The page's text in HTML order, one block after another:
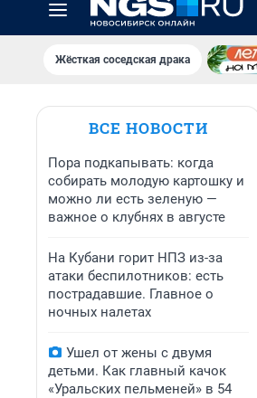
Жёсткая соседская драка
ВСЕ НОВОСТИ
Пора подкапывать: когда
собирать молодую картошку и
можно ли есть зеленую —
важное о клубнях в августе
На Кубани горит НПЗ из-за
атаки беспилотников: есть
пострадавшие. Главное о
ночных налетах
Ушел от жены с двумя
детьми. Как главный качок
«Уральских пельменей» в 54